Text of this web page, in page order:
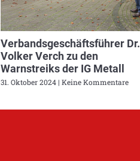
Verbandsgeschäftsführer Dr.
Volker Verch zu den
Warnstreiks der IG Metall
31. Oktober 2024 Keine Kommentare